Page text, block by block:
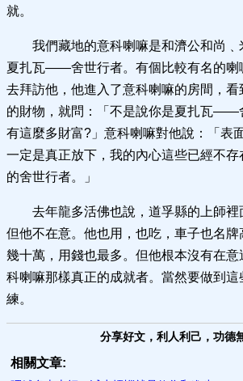
就。
我們藏地的意科喇嘛是和濟公和尚
夏扎瓦——舍世行者。有個比較有名的喇
去拜訪他，他進入了意科喇嘛的房間，
的財物，就問：「不是說你是夏扎瓦——
有這麼多財富?」意科喇嘛對他說：「表
一定是真正放下，我的內心這些已經不
的舍世行者。」
去年龍多活佛也說，道孚縣的上師裡
但他不在意。他也用，也吃，車子也名
幾十萬，用錢也最多。但他根本沒有在
科喇嘛那樣真正的成就者。當然要做到這
練。
分享好文，利人利己，功德
相關文章: